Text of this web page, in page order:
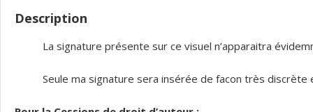
Description
La signature présente sur ce visuel n’apparaitra
Seule ma signature sera insérée de facon très